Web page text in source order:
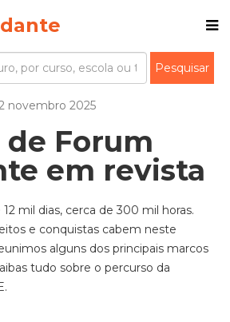
novembro 2025
de Forum
em revista
mil dias, cerca de 300 mil horas.
e conquistas cabem neste
alguns dos principais marcos
tudo sobre o percurso da